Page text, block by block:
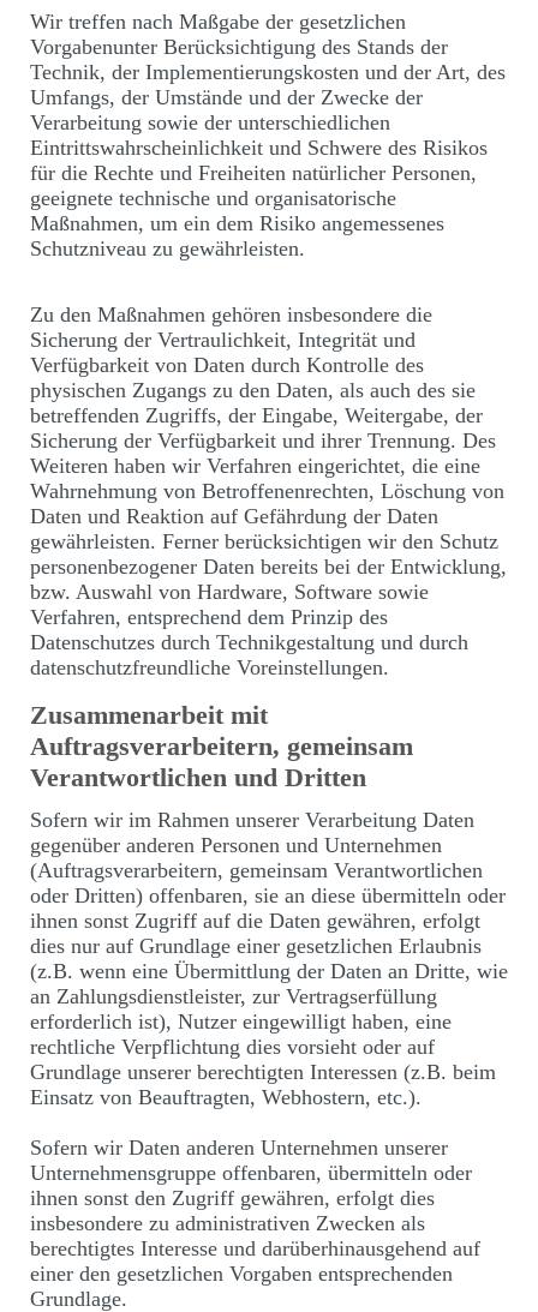
Wir treffen nach Maßgabe der gesetzlichen
Vorgabenunter Berücksichtigung des Stands der
Technik, der Implementierungskosten und der Art, des
Umfangs, der Umstände und der Zwecke der
Verarbeitung sowie der unterschiedlichen
Eintrittswahrscheinlichkeit und Schwere des Risikos
für die Rechte und Freiheiten natürlicher Personen,
geeignete technische und organisatorische
Maßnahmen, um ein dem Risiko angemessenes
Schutzniveau zu gewährleisten.
Zu den Maßnahmen gehören insbesondere die
Sicherung der Vertraulichkeit, Integrität und
Verfügbarkeit von Daten durch Kontrolle des
physischen Zugangs zu den Daten, als auch des sie
betreffenden Zugriffs, der Eingabe, Weitergabe, der
Sicherung der Verfügbarkeit und ihrer Trennung. Des
Weiteren haben wir Verfahren eingerichtet, die eine
Wahrnehmung von Betroffenenrechten, Löschung von
Daten und Reaktion auf Gefährdung der Daten
gewährleisten. Ferner berücksichtigen wir den Schutz
personenbezogener Daten bereits bei der Entwicklung,
bzw. Auswahl von Hardware, Software sowie
Verfahren, entsprechend dem Prinzip des
Datenschutzes durch Technikgestaltung und durch
datenschutzfreundliche Voreinstellungen.
Zusammenarbeit mit
Auftragsverarbeitern, gemeinsam
Verantwortlichen und Dritten
Sofern wir im Rahmen unserer Verarbeitung Daten
gegenüber anderen Personen und Unternehmen
(Auftragsverarbeitern, gemeinsam Verantwortlichen
oder Dritten) offenbaren, sie an diese übermitteln oder
ihnen sonst Zugriff auf die Daten gewähren, erfolgt
dies nur auf Grundlage einer gesetzlichen Erlaubnis
(z.B. wenn eine Übermittlung der Daten an Dritte, wie
an Zahlungsdienstleister, zur Vertragserfüllung
erforderlich ist), Nutzer eingewilligt haben, eine
rechtliche Verpflichtung dies vorsieht oder auf
Grundlage unserer berechtigten Interessen (z.B. beim
Einsatz von Beauftragten, Webhostern, etc.).
Sofern wir Daten anderen Unternehmen unserer
Unternehmensgruppe offenbaren, übermitteln oder
ihnen sonst den Zugriff gewähren, erfolgt dies
insbesondere zu administrativen Zwecken als
berechtigtes Interesse und darüberhinausgehend auf
einer den gesetzlichen Vorgaben entsprechenden
Grundlage.